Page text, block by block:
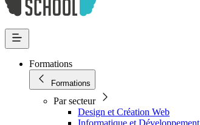
Formations
Formations
Par secteur
Design et Création Web
Informatique et Développement